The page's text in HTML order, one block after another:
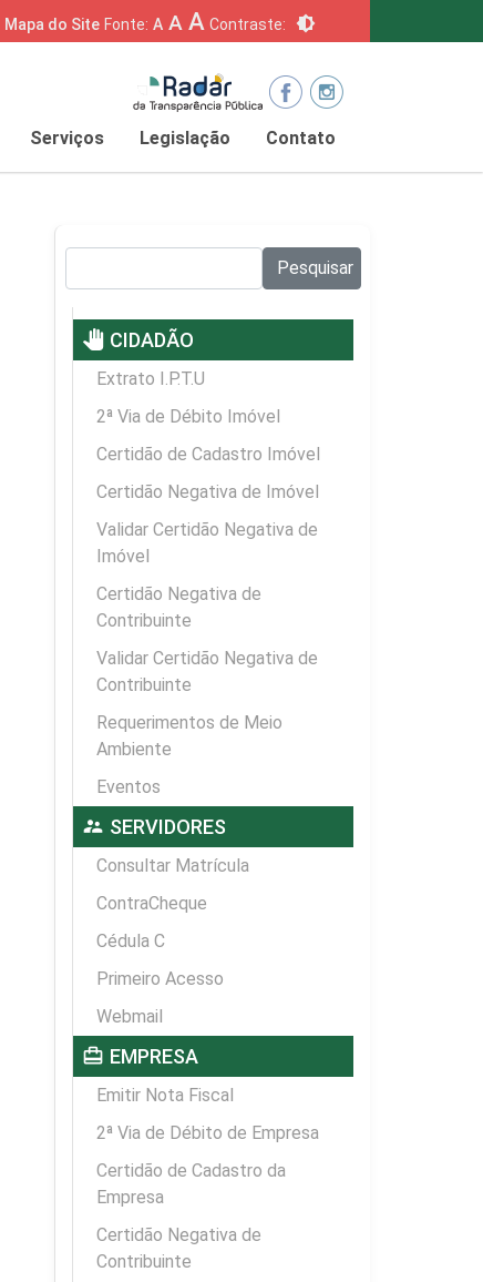
Mapa do Site Fonte: A A A Contraste: brightness_6
Serviços Legislação Contato
Pesquisar
pan_tool CIDADÃO
Extrato I.P.T.U
2ª Via de Débito Imóvel
Certidão de Cadastro Imóvel
Certidão Negativa de Imóvel
Validar Certidão Negativa de
Imóvel
Certidão Negativa de
Contribuinte
Validar Certidão Negativa de
Contribuinte
Requerimentos de Meio
Ambiente
Eventos
supervisor_account SERVIDORES
Consultar Matrícula
ContraCheque
Cédula C
Primeiro Acesso
Webmail
card_travel EMPRESA
Emitir Nota Fiscal
2ª Via de Débito de Empresa
Certidão de Cadastro da
Empresa
Certidão Negativa de
Contribuinte